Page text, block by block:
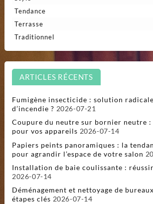
Tendance
Terrasse
Traditionnel
ARTICLES RÉCENTS
Fumigène insecticide : solution
d’incendie ? 2026-07-21
Coupure du neutre sur bornier neutre :
pour vos appareils 2026-07-14
Papiers peints panoramiques : la
pour agrandir l’espace de votre salon
Installation de baie coulissante :
2026-07-14
Déménagement et nettoyage de
étapes clés 2026-07-14